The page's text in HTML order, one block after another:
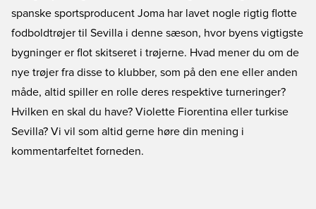
spanske sportsproducent Joma har lavet nogle rigtig flotte
fodboldtrøjer til Sevilla i denne sæson, hvor byens vigtigste
bygninger er flot skitseret i trøjerne. Hvad mener du om de
nye trøjer fra disse to klubber, som på den ene eller anden
måde, altid spiller en rolle deres respektive turneringer?
Hvilken en skal du have? Violette Fiorentina eller turkise
Sevilla? Vi vil som altid gerne høre din mening i
kommentarfeltet forneden.